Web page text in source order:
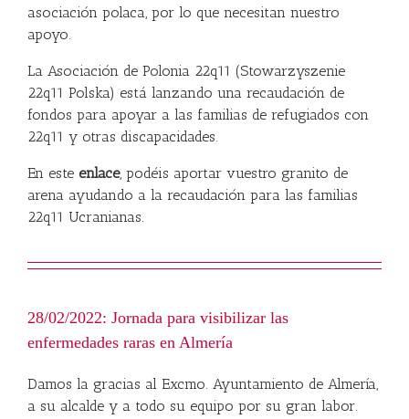
asociación polaca, por lo que necesitan nuestro
apoyo.
La Asociación de Polonia 22q11 (Stowarzyszenie
22q11 Polska) está lanzando una recaudación de
fondos para apoyar a las familias de refugiados con
22q11 y otras discapacidades.
En este enlace, podéis aportar vuestro granito de
arena ayudando a la recaudación para las familias
22q11 Ucranianas.
28/02/2022: Jornada para visibilizar las
enfermedades raras en Almería
Damos la gracias al Excmo. Ayuntamiento de Almería,
a su alcalde y a todo su equipo por su gran labor.